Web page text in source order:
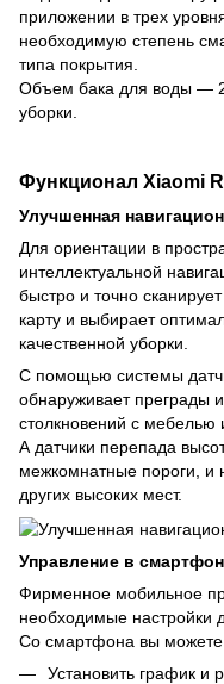
приложении в трех
необходимую степень
типа покрытия.
Объем бака для воды —
уборки.
Функционал Xiaomi
Улучшенная
Для ориентации в
интеллектуальной
быстро и точно
карту и выбирает
качественной уборки.
С помощью системы
обнаруживает преграды
столкновений с
А датчики перепада
межкомнатные пороги, и
других высоких мест.
Управление в
Фирменное мобильное
необходимые настройки
Со смартфона вы
Установить график и